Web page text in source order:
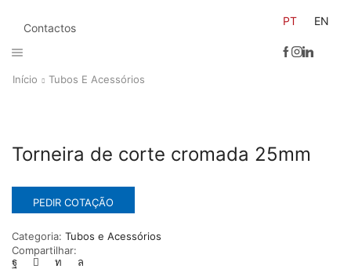
Contactos
PT EN
Início Tubos E Acessórios
Torneira de corte cromada 25mm
PEDIR COTAÇÃO
Categoria: Tubos e Acessórios
Compartilhar: